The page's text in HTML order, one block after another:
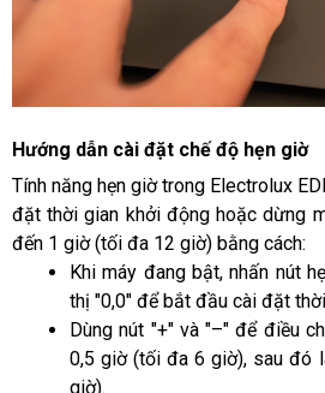
Hướng dẫn cài đặt chế độ hẹn giờ
Tính năng hẹn giờ trong Electrolux
đặt thời gian khởi động hoặc dừng
đến 1 giờ (tối đa 12 giờ) bằng cách:
Khi máy đang bật, nhấn nút
thị "0,0" để bắt đầu cài đặt
Dùng nút "+" và "–" để điều
0,5 giờ (tối đa 6 giờ), sau đó
giờ).